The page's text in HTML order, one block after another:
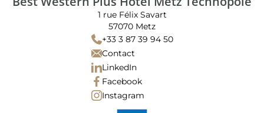
1 rue Félix Savart
57070 Metz
+33 3 87 39 94 50
Contact
LinkedIn
Facebook
Instagram